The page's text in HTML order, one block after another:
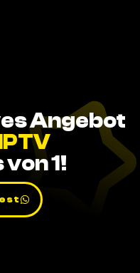
Angebot
1!